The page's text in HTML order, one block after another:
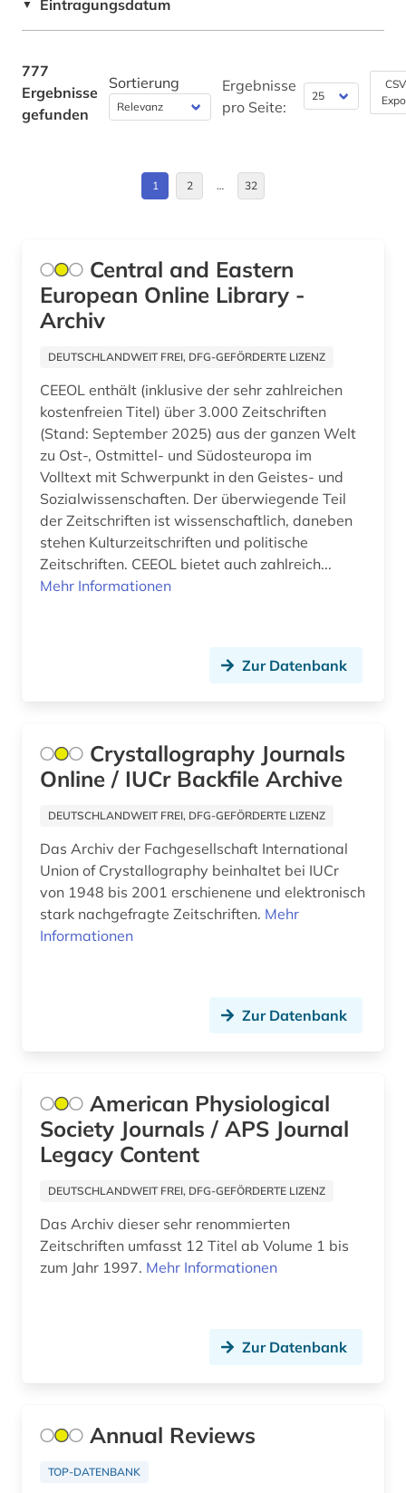
balkanromanistik (1)
baltistik (1)
bankwesen (1)
bauforschung (2)
baukonstruktion (1)
bauphysik (1)
baurecht (3)
bauschaden (1)
baustoff (2)
bautechnik (3)
bauteil (1)
volkswirtschaft tourismus gaststättengewerbe
benelux (1)
benin (1)
bergbau (3)
berufsrecht (1)
betriebsschutz (1)
betriebswirtschaftslehre (6)
bibliografie (95)
Byzantinisches Reich (1)
Daenemark (2)
Deutschland (DDR) (4)
Finnland (1)
GUS (5)
Großbritannien (7)
Hessen (1)
Irland (1)
Israel (3)
Italien (6)
Japan (2)
Korea (1)
Lettland (4)
Litauen (4)
Makedonien (4)
Mecklenburg-Vorpommern (1)
Mittelamerika (5)
Nordrhein-Westfalen (1)
Norwegen (3)
Oesterreich (7)
Osmanisches Reich (1)
Ostasien (1)
Portugal (2)
▼ Eintragungsdatum
777
Ergebnisse
gefunden
Sortierung
Ergebnisse
pro Seite:
1 2 … 32
Central and Eastern
European Online Library -
Archiv
DEUTSCHLANDWEIT FREI, DFG-GEFÖRDERTE LIZENZ
CEEOL enthält (inklusive der sehr zahlreichen
kostenfreien Titel) über 3.000 Zeitschriften
(Stand: September 2025) aus der ganzen Welt
zu Ost-, Ostmittel- und Südosteuropa im
Volltext mit Schwerpunkt in den Geistes- und
Sozialwissenschaften. Der überwiegende Teil
der Zeitschriften ist wissenschaftlich, daneben
stehen Kulturzeitschriften und politische
Zeitschriften. CEEOL bietet auch zahlreich...
Mehr Informationen
Zur Datenbank
Crystallography Journals
Online / IUCr Backfile Archive
DEUTSCHLANDWEIT FREI, DFG-GEFÖRDERTE LIZENZ
Das Archiv der Fachgesellschaft International
Union of Crystallography beinhaltet bei IUCr
von 1948 bis 2001 erschienene und elektronisch
stark nachgefragte Zeitschriften. Mehr
Informationen
Zur Datenbank
American Physiological
Society Journals / APS Journal
Legacy Content
DEUTSCHLANDWEIT FREI, DFG-GEFÖRDERTE LIZENZ
Das Archiv dieser sehr renommierten
Zeitschriften umfasst 12 Titel ab Volume 1 bis
zum Jahr 1997. Mehr Informationen
Zur Datenbank
Annual Reviews
TOP-DATENBANK